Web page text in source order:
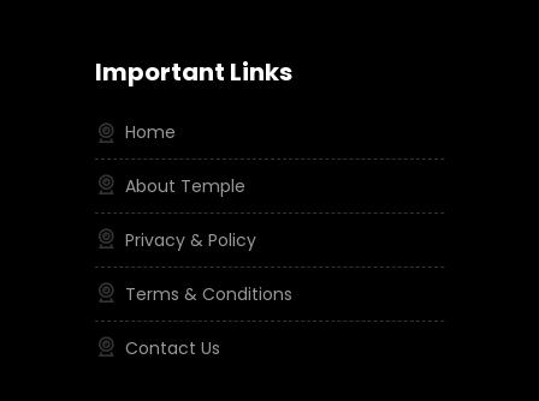
Important Links
Home
About Temple
Privacy & Policy
Terms & Conditions
Contact Us